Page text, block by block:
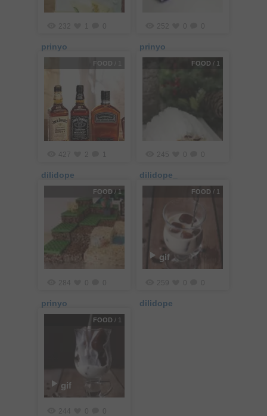
232
prinyo
252
prinyo
FOOD
427 2
dilidope
FOOD / 1
245
dilidope_
FOOD / 1
284
prinyo
gif
FOOD / 1
259
dilidope
gif
FOOD / 1
244